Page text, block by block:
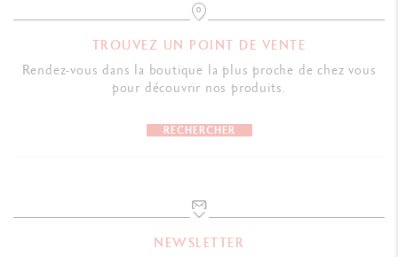
TROUVEZ UN POINT DE VENTE
Rendez-vous dans la boutique la plus proche de chez vous
pour découvrir nos produits.
RECHERCHER
NEWSLETTER